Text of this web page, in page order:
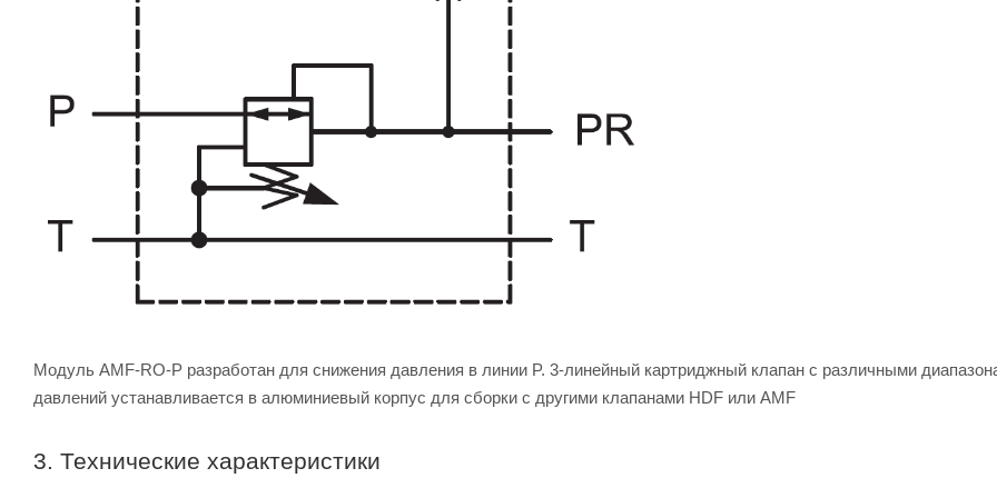
Модуль AMF-RO-P разработан для снижения давления в линии P. 3-линейный картриджный клапан с различными
давлений устанавливается в алюминиевый корпус для сборки с другими клапанами HDF или AMF
3. Технические характеристики